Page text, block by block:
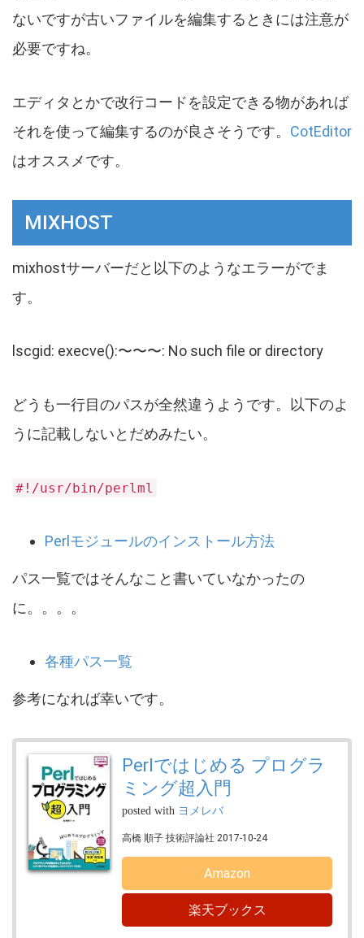
ないですが古いファイルを編集するときには注意が
必要ですね。
エディタとかで改行コードを設定できる物があれば
それを使って編集するのが良さそうです。 CotEditor
はオススメです。
MIXHOST
mixhostサーバーだと以下のようなエラーがでま
す。
lscgid: execve():〜〜〜: No such file or directory
どうも一行目のパスが全然違うようです。以下のよ
うに記載しないとだめみたい。
#!/usr/bin/perlml
Perlモジュールのインストール方法
パス一覧ではそんなこと書いていなかったの
に。。。。
各種パス一覧
参考になれば幸いです。
Perlではじめる プログラ
ミング超入門
posted with ヨメレバ
高橋 順子 技術評論社 2017-10-24
Amazon
楽天ブックス